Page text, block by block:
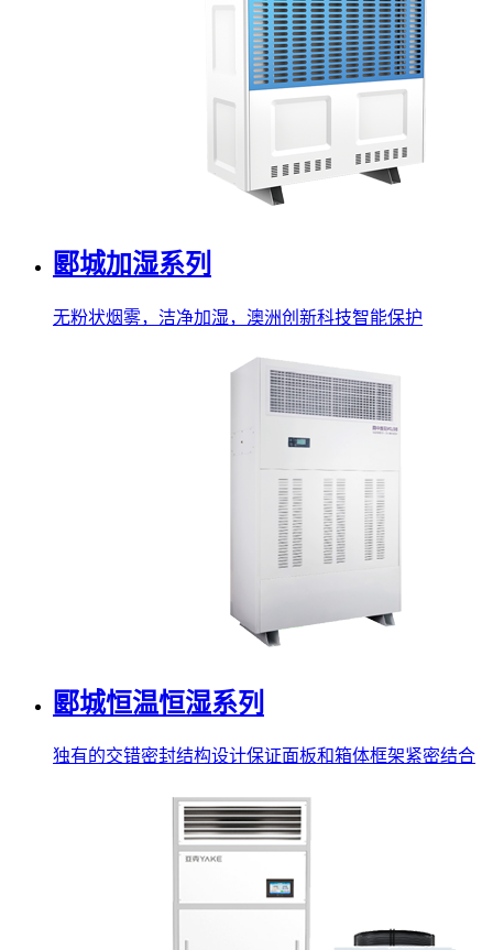
郾城加湿系列
无粉状烟雾，洁净加湿，澳洲创新科技智能保护
郾城恒温恒湿系列
独有的交错密封结构设计保证面板和箱体框架紧密结合